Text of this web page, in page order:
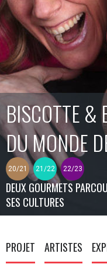
BISCOTTE &
DU MONDE
20/21 21/22 22/23
DEUX GOURMETS
SES CULTURES
PROJET ARTISTES